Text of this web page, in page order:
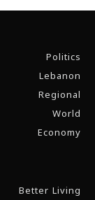
Politics
Lebanon
Regional
World
Economy
Better Living